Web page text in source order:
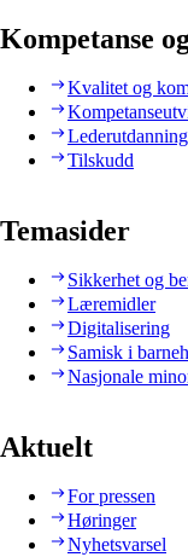
Kompetanse
Kvalitet og
Lederutdanning
Tilskudd
Temasider
Sikkerhet og
Læremidler
Digitalisering
Samisk i
Nasjonale
Aktuelt
For pressen
Høringer
Nyhetsvarsel